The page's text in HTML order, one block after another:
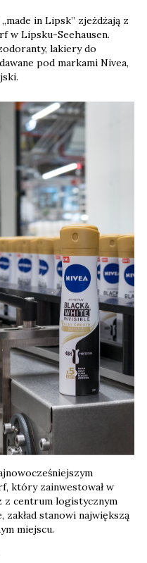
in Lipsk” zjeżdżają z
w Lipsku-Seehausen.
lakiery do
pod markami Nivea,
który zainwestował w
z centrum logistycznym
zakład stanowi największą
miejscu.